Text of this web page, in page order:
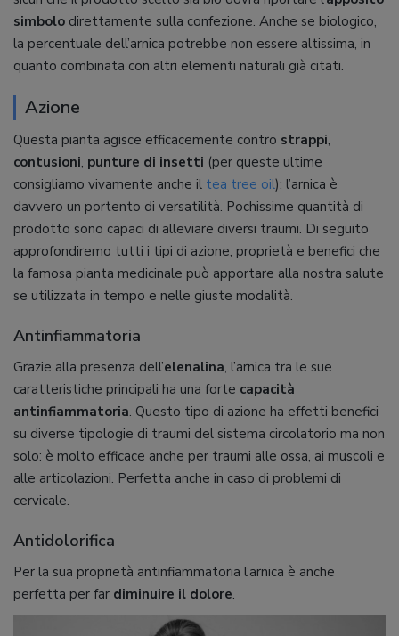
simbolo direttamente sulla confezione. Anche se biologico,
la percentuale dell’arnica potrebbe non essere altissima, in
quanto combinata con altri elementi naturali già citati.
Azione
Questa pianta agisce efficacemente contro strappi,
contusioni, punture di insetti (per queste ultime
consigliamo vivamente anche il tea tree oil): l’arnica è
davvero un portento di versatilità. Pochissime quantità di
prodotto sono capaci di alleviare diversi traumi. Di seguito
approfondiremo tutti i tipi di azione, proprietà e benefici che
la famosa pianta medicinale può apportare alla nostra salute
se utilizzata in tempo e nelle giuste modalità.
Antinfiammatoria
Grazie alla presenza dell’elenalina, l’arnica tra le sue
caratteristiche principali ha una forte capacità
antinfiammatoria. Questo tipo di azione ha effetti benefici
su diverse tipologie di traumi del sistema circolatorio ma non
solo: è molto efficace anche per traumi alle ossa, ai muscoli e
alle articolazioni. Perfetta anche in caso di problemi di
cervicale.
Antidolorifica
Per la sua proprietà antinfiammatoria l’arnica è anche
perfetta per far diminuire il dolore.